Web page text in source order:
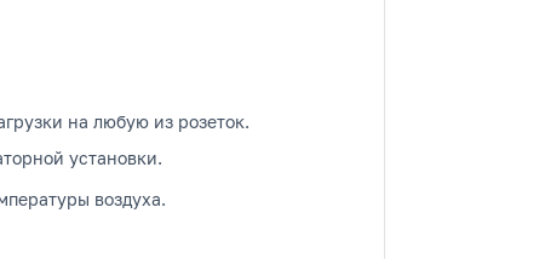
на любую из розеток.
установки.
воздуха.